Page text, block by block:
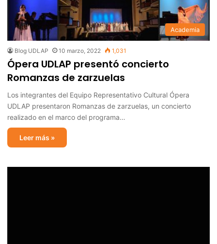
Academia
Blog UDLAP 10 marzo, 2022 1,031
Ópera UDLAP presentó concierto
Romanzas de zarzuelas
Los integrantes del Equipo Representativo Cultural Ópera
UDLAP presentaron Romanzas de zarzuelas, un concierto
realizado en el marco del programa…
Leer más »